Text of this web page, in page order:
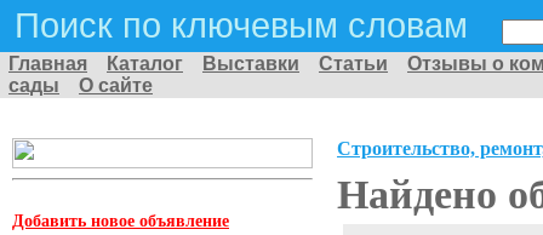
Поиск по ключевым словам
Главная Каталог Выставки Статьи
Отзывы о
сады
О сайте
Добавить новое объявление
Строительство,
Найдено